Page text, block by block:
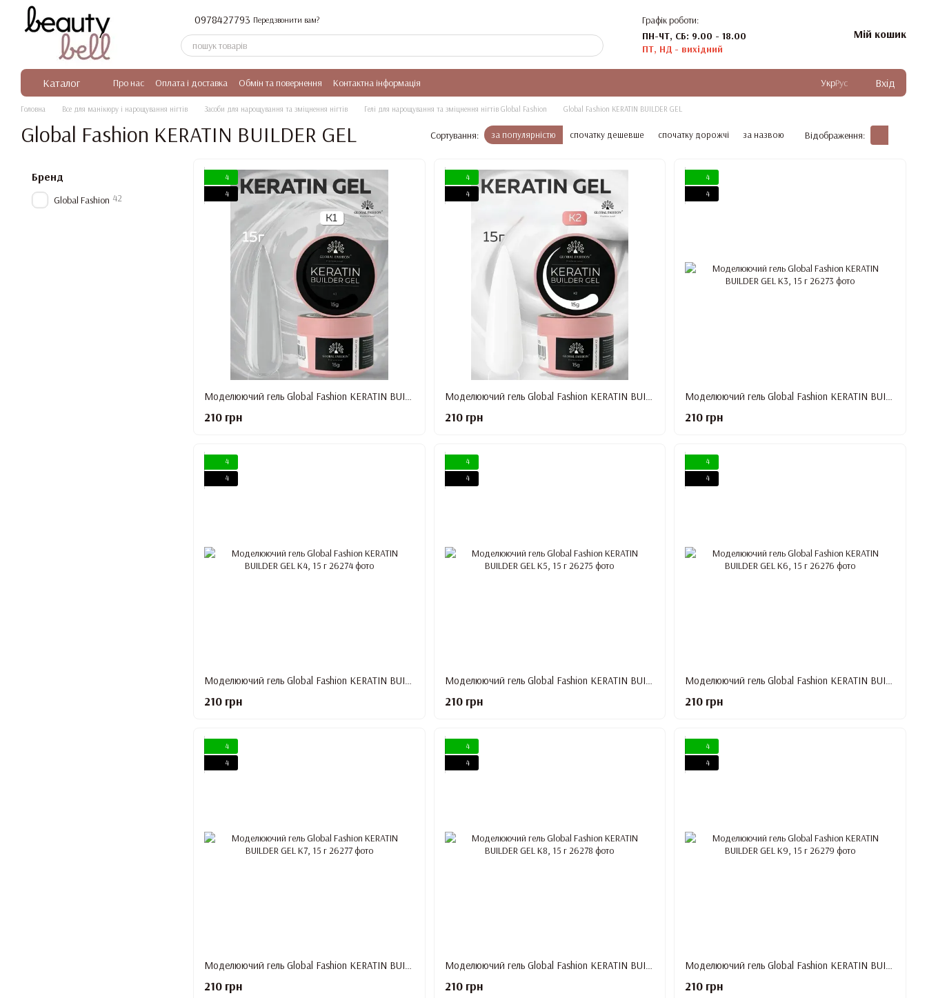
Перейти до основного контенту
0978427793 Передзвонити вам?
Графік роботи:
ПН-ЧТ, СБ: 9.00 - 18.00
ПТ, НД - вихідний
Мій кошик
Каталог Про нас Оплата і доставка Обмін та повернення Контактна інформація УкрРус Вхід
Головна Все для манікюру і нарощування нігтів Засоби для нарощування та зміцнення нігтів Гелі для нарощування та зміцнення нігтів Global Fashion Global Fashion KERATIN BUILDER GEL
Global Fashion KERATIN BUILDER GEL Сортування: за популярністю спочатку дешевше спочатку дорожчі за назвою Відображення:
4
4
210 грн
4
4
210 грн
4
4
210 грн
4
4
Моделюючий гель Global Fashion KERATIN BUILDER GEL K4, 15 г
210 грн
4
4
Моделюючий гель Global Fashion KERATIN BUILDER GEL K5, 15 г
210 грн
4
4
Моделюючий гель Global Fashion KERATIN BUILDER GEL K6, 15 г
210 грн
4
4
Моделюючий гель Global Fashion KERATIN BUILDER GEL K7, 15 г
210 грн
4
4
Моделюючий гель Global Fashion KERATIN BUILDER GEL K8, 15 г
210 грн
4
4
Моделюючий гель Global Fashion KERATIN BUILDER GEL K9, 15 г
210 грн
Бренд
Global Fashion 42